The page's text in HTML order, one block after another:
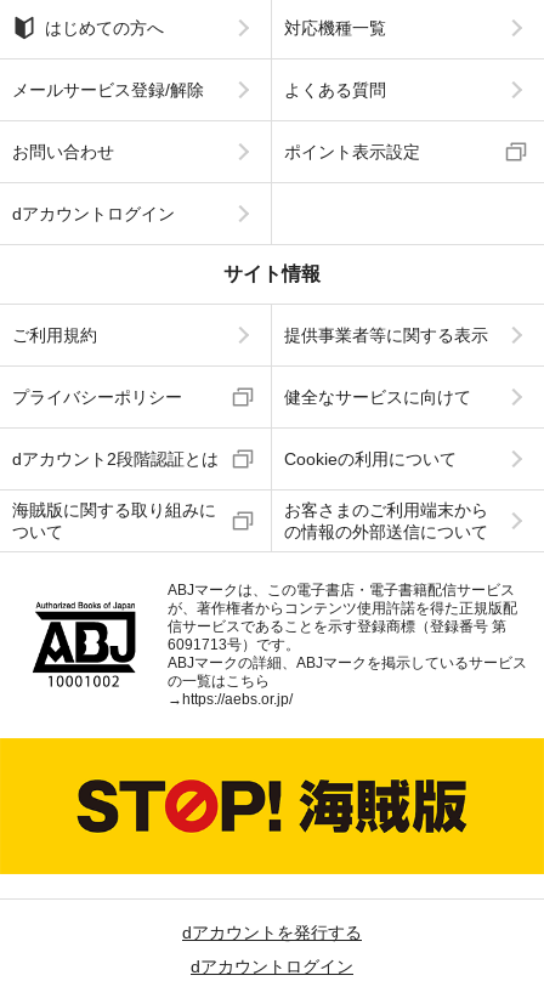
はじめての方へ 対応機種一覧
メールサービス登録/解除 よくある質問
お問い合わせ ポイント表示設定
dアカウントログイン
サイト情報
ご利用規約 提供事業者等に関する表示
プライバシーポリシー 健全なサービスに向けて
dアカウント2段階認証とは Cookieの利用について
海賊版に関する取り組みに
ついて
お客さまのご利用端末から
の情報の外部送信について
ABJマークは、この電子書店・電子書籍配信サービス
が、著作権者からコンテンツ使用許諾を得た正規版配
信サービスであることを示す登録商標（登録番号 第
6091713号）です。
ABJマークの詳細、ABJマークを掲示しているサービス
の一覧はこちら
→https://aebs.or.jp/
dアカウントを発行する
dアカウントログイン